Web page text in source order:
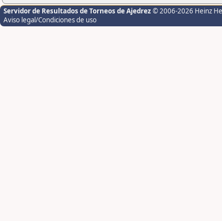
Servidor de Resultados de Torneos de Ajedrez © 2006-2026 Heinz
Aviso legal/Condiciones de uso